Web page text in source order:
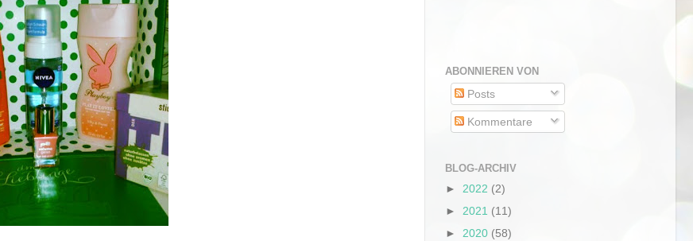
ABONNIEREN VON
Posts
Kommentare
BLOG-ARCHIV
► 2022 (2)
► 2021 (11)
► 2020 (58)